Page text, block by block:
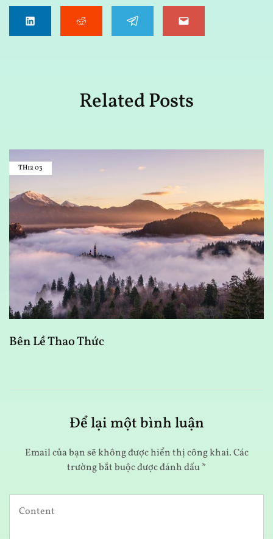
Related Posts
TH1203
Bên Lề Thao Thức
Để lại một bình luận
Email của bạn sẽ không được hiển thị công khai.Các
trường bắt buộc được đánh dấu*